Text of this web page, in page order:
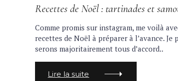
G
R
I
E
S
Recettes de Noël : tartinades et
Comme promis sur instagram, me voilà
recettes de Noël à préparer à l’avance. Je
serons majoritairement tous d’accord..
Lire la suite